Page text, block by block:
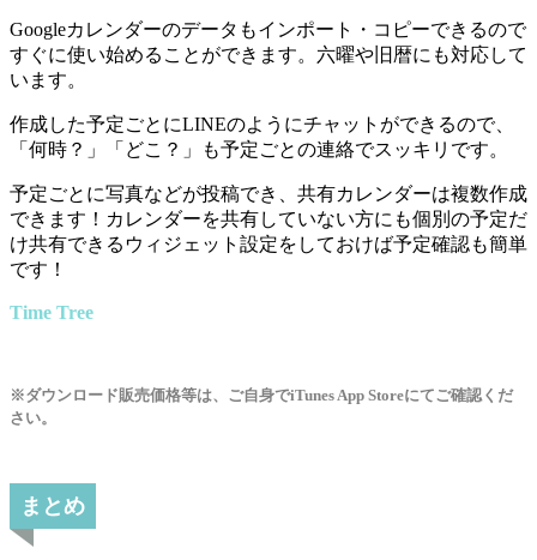
Googleカレンダーのデータもインポート・コピーできるので
すぐに使い始めることができます。六曜や旧暦にも対応して
います。
作成した予定ごとにLINEのようにチャットができるので、
「何時？」「どこ？」も予定ごとの連絡でスッキリです。
予定ごとに写真などが投稿でき、共有カレンダーは複数作成
できます！カレンダーを共有していない方にも個別の予定だ
け共有できるウィジェット設定をしておけば予定確認も簡単
です！
Time Tree
※ダウンロード販売価格等は、ご自身でiTunes App Storeにてご確認くだ
さい。
まとめ